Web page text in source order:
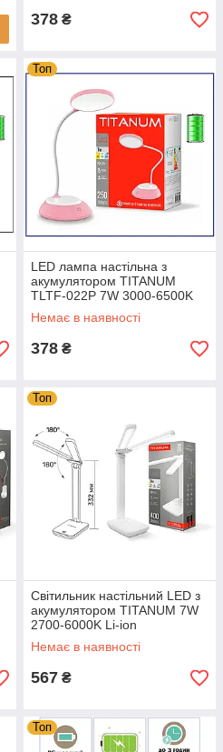
378 ₴
Топ
LED лампа настільна з
акумулятором TITANUM
TLTF-022P 7W 3000-6500K
USB рожева
Немає в наявності
378 ₴
Топ
Світильник настільний LED з
акумулятором TITANUM 7W
2700-6000K Li-ion
18650 (TLTF-010W)
Немає в наявності
567 ₴
Топ